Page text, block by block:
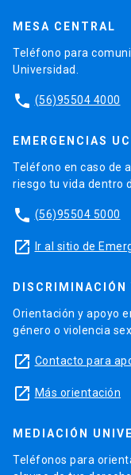
MESA CENTRAL
Teléfono para
Universidad.
phone (56)95504 4000
EMERGENCIAS UC
Teléfono en caso de
riesgo tu vida dentro
phone (56)95504 5000
launch Ir al sitio de
DISCRIMINACIÓN
Orientación y apoyo
género o violencia
launch Contacto para
launch Más orientación
MEDIACIÓN
Teléfonos para